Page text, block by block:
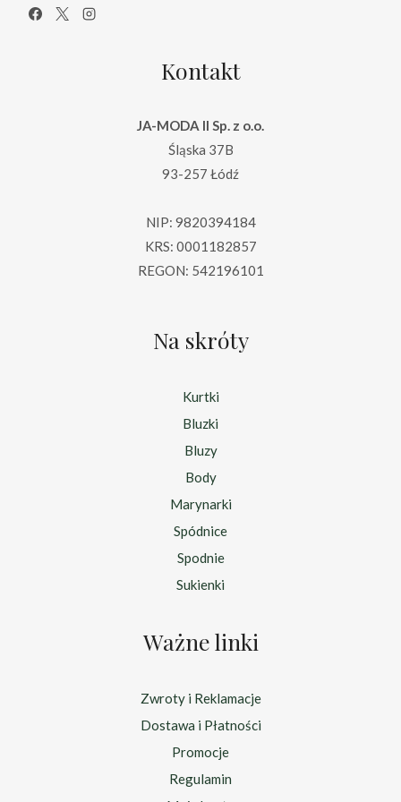
Kontakt
JA-MODA II Sp. z o.o.
Śląska 37B
93-257 Łódź
NIP: 9820394184
KRS: 0001182857
REGON: 542196101
Na skróty
Kurtki
Bluzki
Bluzy
Body
Marynarki
Spódnice
Spodnie
Sukienki
Ważne linki
Zwroty i Reklamacje
Dostawa i Płatności
Promocje
Regulamin